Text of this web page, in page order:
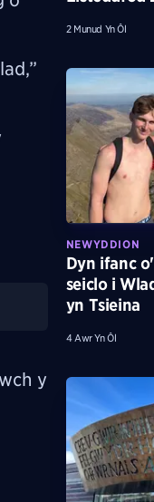
y
3 Munud Yn Ôl
NEWYDDION
Dyn ifanc
seiclo i
yn Tsieina
4 Awr Yn Ôl